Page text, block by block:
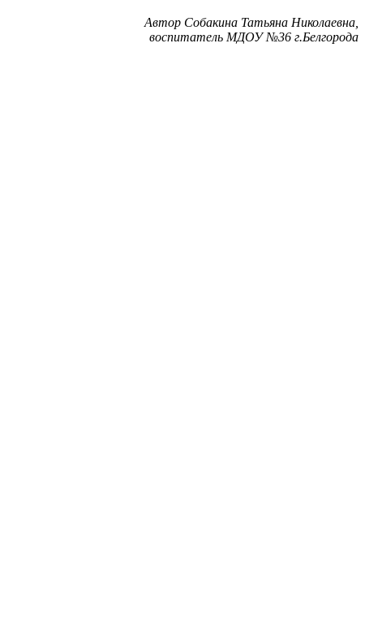
Автор Собакина Татьяна Николаевна,
воспитатель МДОУ №36 г.Белгорода